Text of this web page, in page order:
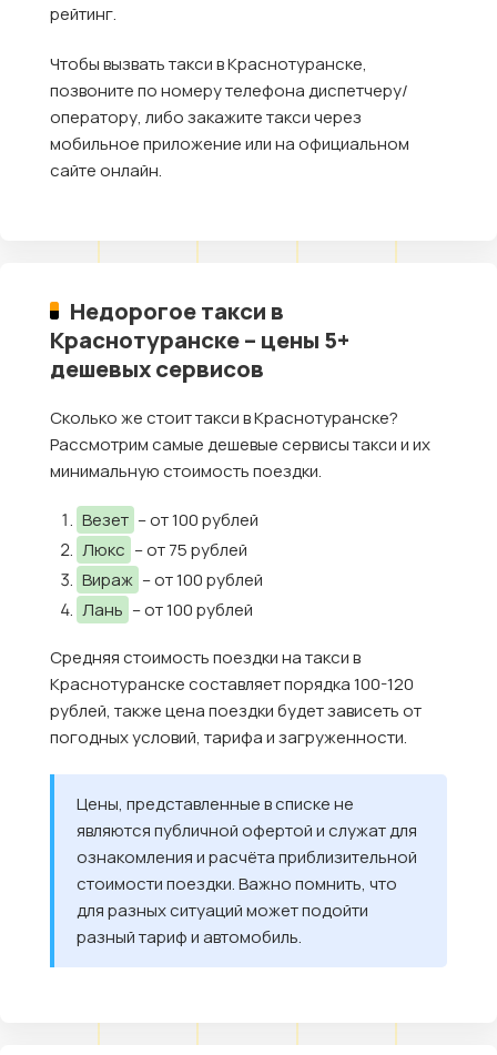
рейтинг.
Чтобы вызвать такси в Краснотуранске,
позвоните по номеру телефона диспетчеру/
оператору, либо закажите такси через
мобильное приложение или на официальном
сайте онлайн.
Недорогое такси в
Краснотуранске – цены 5+
дешевых сервисов
Сколько же стоит такси в Краснотуранске?
Рассмотрим самые дешевые сервисы такси и их
минимальную стоимость поездки.
Везет – от 100 рублей
Люкс – от 75 рублей
Вираж – от 100 рублей
Лань – от 100 рублей
Средняя стоимость поездки на такси в
Краснотуранске составляет порядка 100-120
рублей, также цена поездки будет зависеть от
погодных условий, тарифа и загруженности.
Цены, представленные в списке не
являются публичной офертой и служат для
ознакомления и расчёта приблизительной
стоимости поездки. Важно помнить, что
для разных ситуаций может подойти
разный тариф и автомобиль.